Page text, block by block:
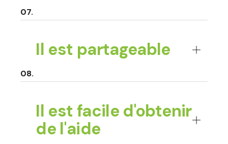
Il est partageable
Il est facile d'obtenir
de l'aide